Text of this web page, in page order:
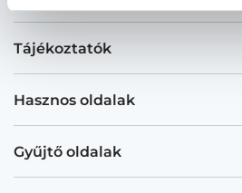
Tájékoztatók
Hasznos oldalak
Gyűjtő oldalak